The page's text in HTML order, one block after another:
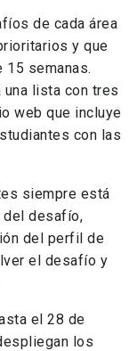
de cada área
y que
15 semanas.
lista con tres
web que incluye
con las
siempre está
del desafío,
del perfil de
el desafío y
el 28 de
los